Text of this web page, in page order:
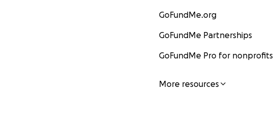
GoFundMe.org
GoFundMe Partnerships
GoFundMe Pro for nonprofits
More resources